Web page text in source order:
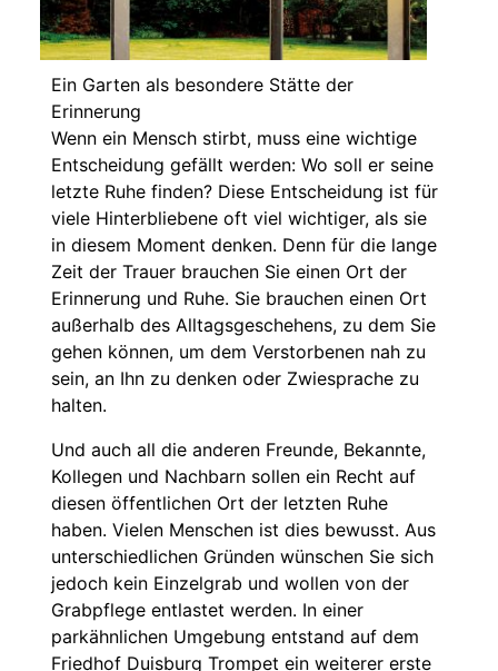
Ein Garten als besondere Stätte der
Erinnerung
Wenn ein Mensch stirbt, muss eine wichtige
Entscheidung gefällt werden: Wo soll er seine
letzte Ruhe finden? Diese Entscheidung ist für
viele Hinterbliebene oft viel wichtiger, als sie
in diesem Moment denken. Denn für die lange
Zeit der Trauer brauchen Sie einen Ort der
Erinnerung und Ruhe. Sie brauchen einen Ort
außerhalb des Alltagsgeschehens, zu dem Sie
gehen können, um dem Verstorbenen nah zu
sein, an Ihn zu denken oder Zwiesprache zu
halten.
Und auch all die anderen Freunde, Bekannte,
Kollegen und Nachbarn sollen ein Recht auf
diesen öffentlichen Ort der letzten Ruhe
haben. Vielen Menschen ist dies bewusst. Aus
unterschiedlichen Gründen wünschen Sie sich
jedoch kein Einzelgrab und wollen von der
Grabpflege entlastet werden. In einer
parkähnlichen Umgebung entstand auf dem
Friedhof Duisburg Trompet ein weiterer erste